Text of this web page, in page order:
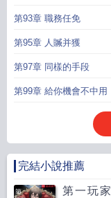
第93章 職務任免
第95章 人贓并獲
第97章 同樣的手段
第99章 給你機會不中用
完結小說推薦
第一玩家